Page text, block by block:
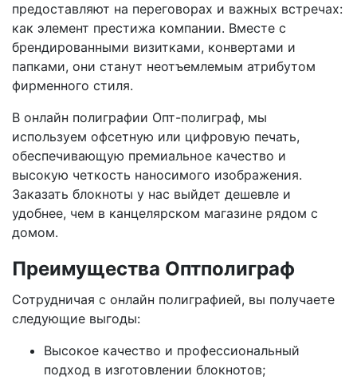
предоставляют на переговорах и важных встречах:
как элемент престижа компании. Вместе с
брендированными визитками, конвертами и
папками, они станут неотъемлемым атрибутом
фирменного стиля.
В онлайн полиграфии Опт-полиграф, мы
используем офсетную или цифровую печать,
обеспечивающую премиальное качество и
высокую четкость наносимого изображения.
Заказать блокноты у нас выйдет дешевле и
удобнее, чем в канцелярском магазине рядом с
домом.
Преимущества Оптполиграф
Сотрудничая с онлайн полиграфией, вы получаете
следующие выгоды:
Высокое качество и профессиональный
подход в изготовлении блокнотов;